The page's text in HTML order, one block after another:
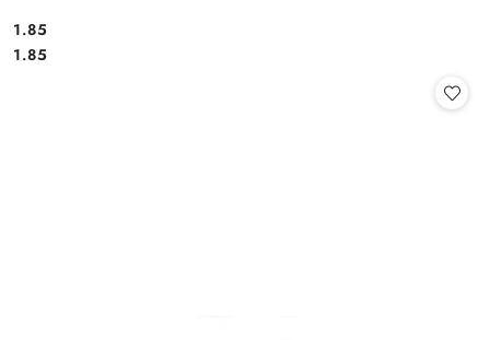
Cena:
1.85
Cena:
1.85